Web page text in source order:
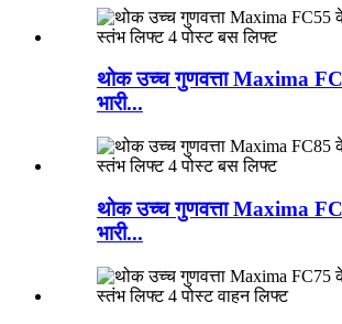
थोक उच्च गुणवत्ता Maxima
भारी...
थोक उच्च गुणवत्ता Maxima
भारी...